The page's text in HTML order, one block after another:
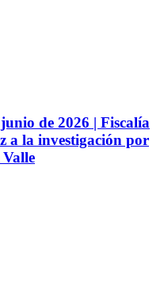
de 2026 | Fiscalía
a la investigación por